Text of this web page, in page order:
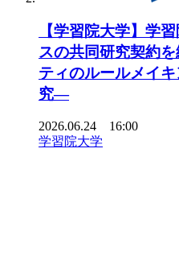
【学習院大学】学
スの共同研究契約
ティのルールメイ
究―
2026.06.24 16:00
学習院大学